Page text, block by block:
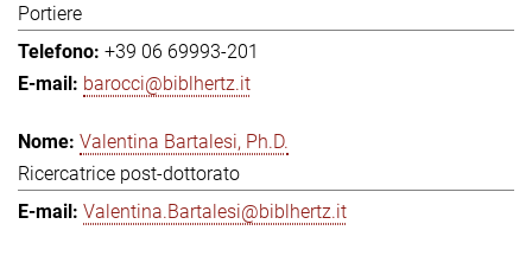
Portiere
+39 06 69993-201
barocci@biblhertz.it
Valentina Bartalesi, Ph.D.
Ricercatrice post-dottorato
Valentina.Bartalesi@biblhertz.it